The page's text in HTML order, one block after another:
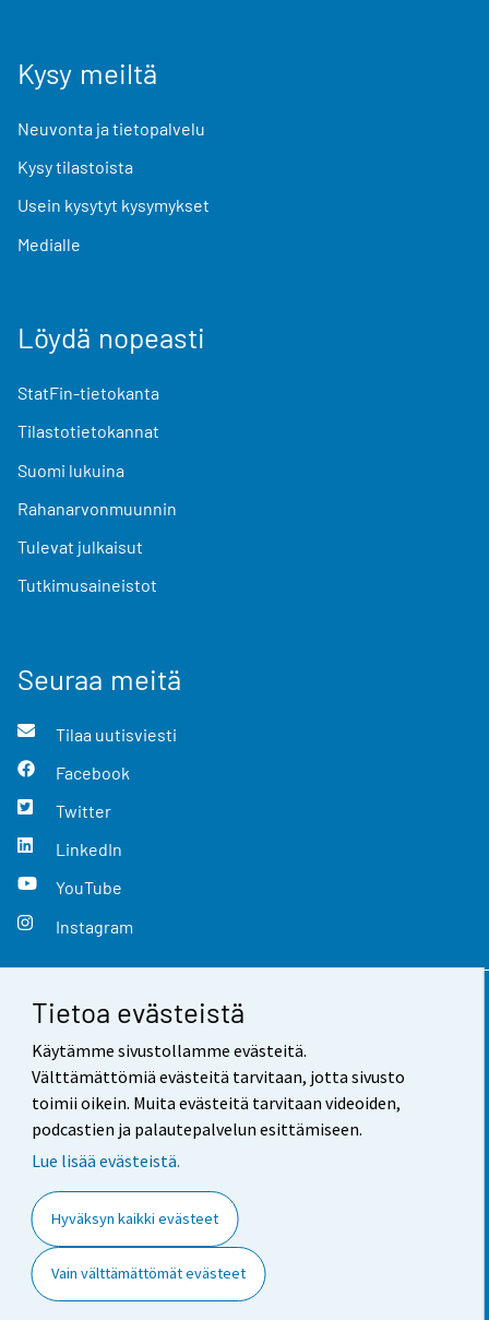
Tietoa evästeistä
Käytämme sivustollamme evästeitä.
Välttämättömiä evästeitä tarvitaan, jotta sivusto
toimii oikein. Muita evästeitä tarvitaan videoiden,
podcastien ja palautepalvelun esittämiseen.
Lue lisää evästeistä.
Hyväksyn kaikki evästeet
Vain välttämättömät evästeet
Kysy meiltä
Neuvonta ja tietopalvelu
Kysy tilastoista
Usein kysytyt kysymykset
Medialle
Löydä nopeasti
StatFin-tietokanta
Tilastotietokannat
Suomi lukuina
Rahanarvonmuunnin
Tulevat julkaisut
Tutkimusaineistot
Seuraa meitä
Tilaa uutisviesti
Facebook
Twitter
LinkedIn
YouTube
Instagram
Yhteystiedot
Palaute
Käyttöehdot
Saavutettavuus
Tietoa sivustosta
Evästeasetukset